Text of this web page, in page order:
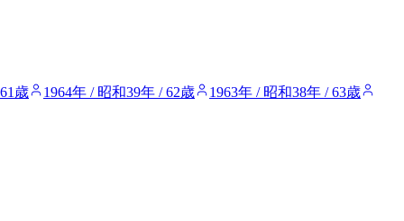
歳 1964年 / 昭和39年 / 62歳 1963年 / 昭和38年 / 63歳